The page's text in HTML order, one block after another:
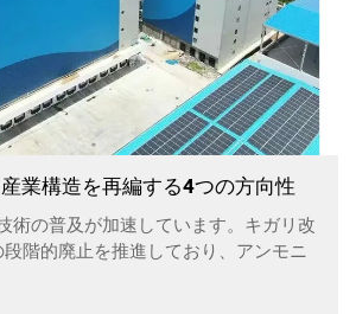
業構造を再編する4つの方向性
術の普及が加速しています。キガリ改
段階的廃止を推進しており、アンモニ
ケードシステムの使用は35％増加し